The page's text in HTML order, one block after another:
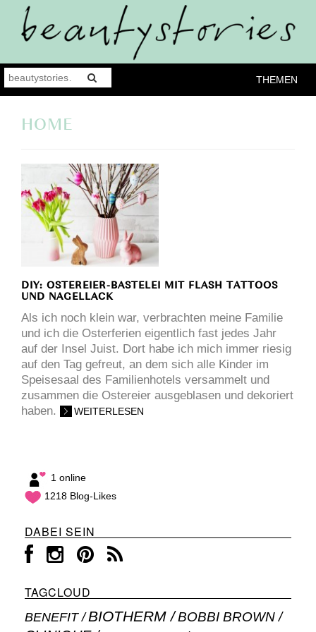
THEMEN
HOME
DIY: OSTEREIER-BASTELEI MIT FLASH TATTOOS
UND NAGELLACK
Als ich noch klein war, verbrachten meine Familie
und ich die Osterferien eigentlich fast jedes Jahr
auf der Insel Juist. Dort habe ich mich immer riesig
auf den Tag gefreut, an dem sich alle Kinder im
Speisesaal des Familienhotels versammelt und
zusammen die Ostereier ausgeblasen und dekoriert
haben.
WEITERLESEN
1 online
1218 Blog-Likes
DABEI SEIN
TAGCLOUD
BENEFIT BIOTHERM BOBBI BROWN